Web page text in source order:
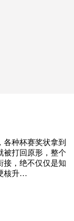
种杯赛奖状拿到
被打回原形，整个
接，绝不仅仅是知
核升…